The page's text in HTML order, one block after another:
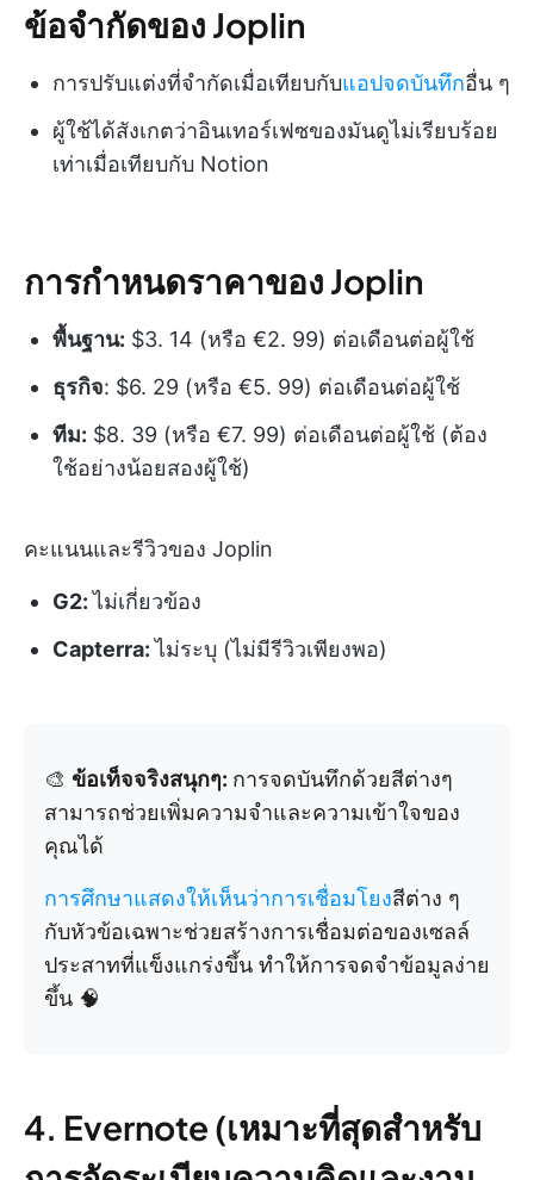
ข้อจำกัดของ Joplin
การปรับแต่งที่จำกัดเมื่อเทียบกับแอปจดบันทึกอื่น ๆ
ผู้ใช้ได้สังเกตว่าอินเทอร์เฟซของมันดูไม่เรียบร้อย
เท่าเมื่อเทียบกับ Notion
การกำหนดราคาของ Joplin
พื้นฐาน: $3. 14 (หรือ €2. 99) ต่อเดือนต่อผู้ใช้
ธุรกิจ: $6. 29 (หรือ €5. 99) ต่อเดือนต่อผู้ใช้
ทีม: $8. 39 (หรือ €7. 99) ต่อเดือนต่อผู้ใช้ (ต้อง
ใช้อย่างน้อยสองผู้ใช้)
คะแนนและรีวิวของ Joplin
G2:ไม่เกี่ยวข้อง
Capterra:ไม่ระบุ (ไม่มีรีวิวเพียงพอ)
🎨 ข้อเท็จจริงสนุกๆ: การจดบันทึกด้วยสีต่างๆ
สามารถช่วยเพิ่มความจำและความเข้าใจของ
คุณได้
การศึกษาแสดงให้เห็นว่าการเชื่อมโยงสีต่าง ๆ
กับหัวข้อเฉพาะช่วยสร้างการเชื่อมต่อของเซลล์
ประสาทที่แข็งแกร่งขึ้น ทำให้การจดจำข้อมูลง่าย
ขึ้น 🧠
4. Evernote (เหมาะที่สุดสำหรับ